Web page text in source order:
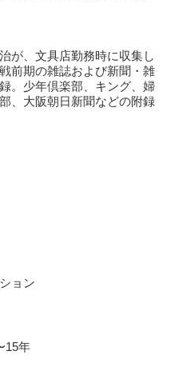
)
が、文具店勤務時に収集し
前期の雑誌および新聞・雑
。少年倶楽部、キング、婦
、大阪朝日新聞などの附録
ョン
15年